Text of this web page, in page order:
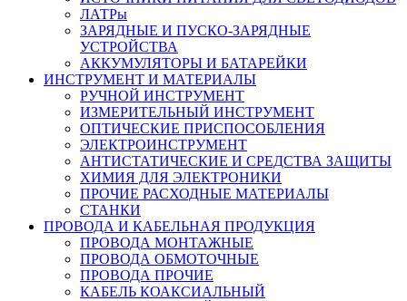
ЛАТРы
ЗАРЯДНЫЕ И ПУСКО-ЗАРЯДНЫЕ
УСТРОЙСТВА
АККУМУЛЯТОРЫ И БАТАРЕЙКИ
ИНСТРУМЕНТ И МАТЕРИАЛЫ
РУЧНОЙ ИНСТРУМЕНТ
ИЗМЕРИТЕЛЬНЫЙ ИНСТРУМЕНТ
ОПТИЧЕСКИЕ ПРИСПОСОБЛЕНИЯ
ЭЛЕКТРОИНСТРУМЕНТ
АНТИСТАТИЧЕСКИЕ И СРЕДСТВА ЗАЩИТЫ
ХИМИЯ ДЛЯ ЭЛЕКТРОНИКИ
ПРОЧИЕ РАСХОДНЫЕ МАТЕРИАЛЫ
СТАНКИ
ПРОВОДА И КАБЕЛЬНАЯ ПРОДУКЦИЯ
ПРОВОДА МОНТАЖНЫЕ
ПРОВОДА ОБМОТОЧНЫЕ
ПРОВОДА ПРОЧИЕ
КАБЕЛЬ КОАКСИАЛЬНЫЙ